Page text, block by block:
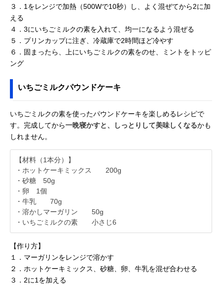
３．1をレンジで加熱（500Wで10秒）し、よく混ぜてから2に加
える
４．3にいちごミルクの素を入れて、均一になるよう混ぜる
５．プリンカップに注ぎ、冷蔵庫で2時間ほど冷やす
６．固まったら、上にいちごミルクの素をのせ、ミントをトッピ
ング
いちごミルクパウンドケーキ
いちごミルクの素を使ったパウンドケーキを楽しめるレシピで
す。完成してから一晩寝かすと、しっとりして美味しくなるかも
しれません。
【材料（1本分）】
・ホットケーキミックス 200g
・砂糖 50g
・卵 1個
・牛乳 70g
・溶かしマーガリン 50g
・いちごミルクの素 小さじ6
【作り方】
１．マーガリンをレンジで溶かす
２．ホットケーキミックス、砂糖、卵、牛乳を混ぜ合わせる
３．2に1を加える